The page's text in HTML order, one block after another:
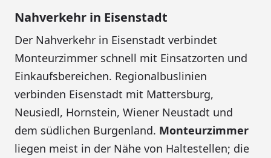
Nahverkehr in Eisenstadt
Der Nahverkehr in Eisenstadt verbindet
Monteurzimmer schnell mit Einsatzorten und
Einkaufsbereichen. Regionalbuslinien
verbinden Eisenstadt mit Mattersburg,
Neusiedl, Hornstein, Wiener Neustadt und
dem südlichen Burgenland. Monteurzimmer
liegen meist in der Nähe von Haltestellen; die